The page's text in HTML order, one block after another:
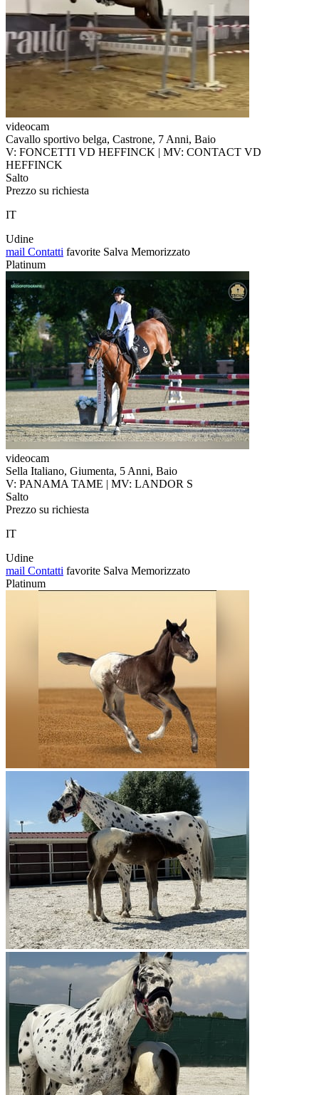
videocam
Cavallo sportivo belga, Castrone, 7 Anni, Baio
V: FONCETTI VD HEFFINCK | MV: CONTACT VD
HEFFINCK
Salto
Prezzo su richiesta
IT
Udine
mail Contatti favorite Salva Memorizzato
Platinum
videocam
Sella Italiano, Giumenta, 5 Anni, Baio
V: PANAMA TAME | MV: LANDOR S
Salto
Prezzo su richiesta
IT
Udine
mail Contatti favorite Salva Memorizzato
Platinum